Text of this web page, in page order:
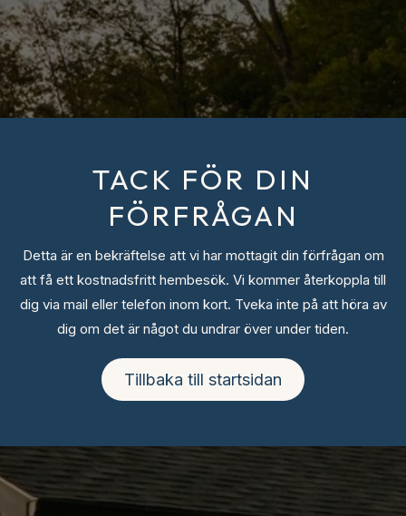
TACK FÖR DIN
FÖRFRÅGAN
Detta är en bekräftelse att vi har mottagit din förfrågan om
att få ett kostnadsfritt hembesök. Vi kommer återkoppla till
dig via mail eller telefon inom kort. Tveka inte på att höra av
dig om det är något du undrar över under tiden.
Tillbaka till startsidan